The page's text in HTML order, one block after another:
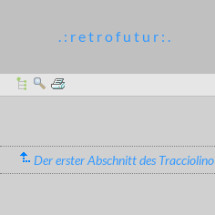
. : r e t r o f u t u r : .
Der erster Abschnitt des Tracciolino